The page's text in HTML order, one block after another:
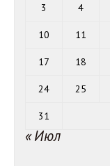
3 4
10 11
17 18
24 25
31
« Июл